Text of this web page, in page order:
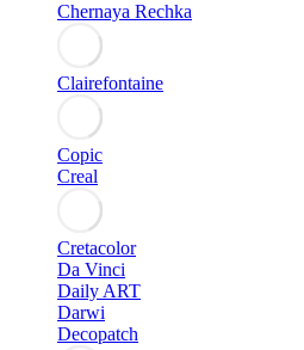
Chernaya Rechka
Clairefontaine
Copic
Creal
Cretacolor
Da Vinci
Daily ART
Darwi
Decopatch